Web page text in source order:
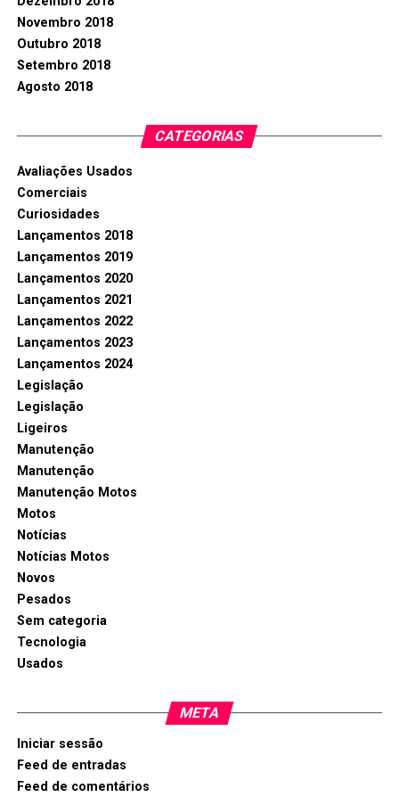
Novembro 2018
Outubro 2018
Setembro 2018
Agosto 2018
CATEGORIAS
Avaliações Usados
Comerciais
Curiosidades
Lançamentos 2018
Lançamentos 2019
Lançamentos 2020
Lançamentos 2021
Lançamentos 2022
Lançamentos 2023
Lançamentos 2024
Legislação
Legislação
Ligeiros
Manutenção
Manutenção
Manutenção Motos
Motos
Notícias
Notícias Motos
Novos
Pesados
Sem categoria
Tecnologia
Usados
META
Iniciar sessão
Feed de entradas
Feed de comentários